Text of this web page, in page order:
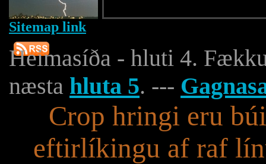
Sitemap link
Heimasíða - hluti 4.
næsta hluta 5. ---
Crop hringi eru
eftirlíkingu af raf